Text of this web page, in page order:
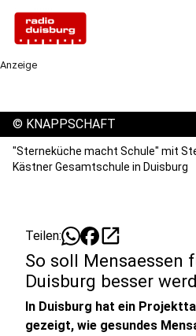
Anzeige
© KNAPPSCHAFT
"Sterneküche macht Schule" mit
Kästner Gesamtschule in Duisburg
Teilen: open_in_new
So soll Mensaessen
Duisburg besser
In Duisburg hat ein
gezeigt, wie gesundes